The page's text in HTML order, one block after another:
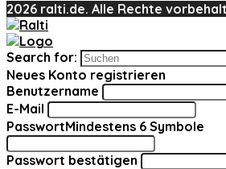
2026 ralti.de. Alle Rechte
Search for:
Neues Konto registrieren
Benutzername
E-Mail
PasswortMindestens 6 Symbole
Passwort bestätigen